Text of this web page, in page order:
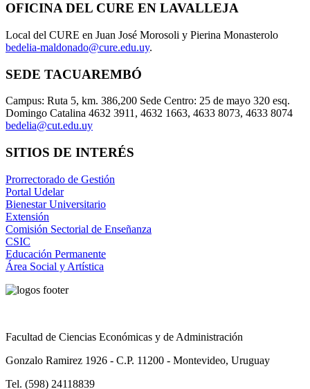
OFICINA DEL CURE EN LAVALLEJA
Local del CURE en Juan José Morosoli y Pierina Monasterolo
bedelia-maldonado@cure.edu.uy.
SEDE TACUAREMBÓ
Campus: Ruta 5, km. 386,200 Sede Centro: 25 de mayo 320 esq.
Domingo Catalina 4632 3911, 4632 1663, 4633 8073, 4633 8074
bedelia@cut.edu.uy
SITIOS DE INTERÉS
Prorrectorado de Gestión
Portal Udelar
Bienestar Universitario
Extensión
Comisión Sectorial de Enseñanza
CSIC
Educación Permanente
Área Social y Artística
Facultad de Ciencias Económicas y de Administración
Gonzalo Ramirez 1926 - C.P. 11200 - Montevideo, Uruguay
Tel. (598) 24118839